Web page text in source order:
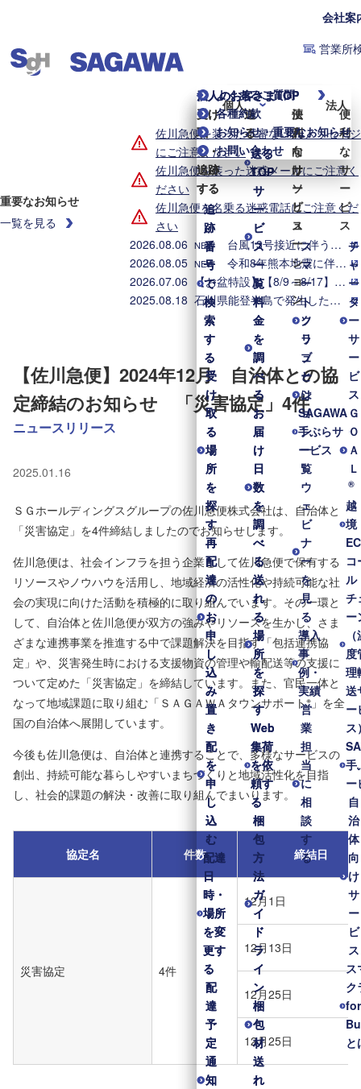
会社案
営業所
個人
個人のお客さまTOP
受け
取
る・
追跡
する
追
跡
番
号
で
検
索
す
る
受
け
取
る
場
所
を
探
す
再
配
達
の
お
申
し
込
み
置
き
配
を
申
し
込
む
配達
日
時・
場所
を変
更す
る
配
達
予
定
通
知
送
る
送る
TOP
サ
ー
ビ
ス
一
覧
料
金
を
調
べ
る
お
届
け
日
数
を
調
べ
る
送
れ
る
場
所
を
探
す
Web
集荷
を依
頼す
る
梱
包
方
法
ガ
イ
ド
ラ
イ
ン
梱
包
材
送
れ
便
利
な
サ
ー
ビ
ス
ス
マ
ー
ト
ク
ラ
ブ
と
は
SAGAWA
手ぶらサ
ービス
法人
法人のお客さまTOP
受け
取
る・
追跡
する
追
跡
番
号
で
検
索
す
る
受
け
取
る
場
所
を
探
す
再
配
達
の
お
申
し
込
み
置
き
配
を
申
し
込
む
配達
日
時・
場所
を変
更す
る
配
達
予
定
通
知
送
る
送る
TOP
サ
ー
ビ
ス
一
覧
料
金
を
調
べ
る
お
届
け
日
数
を
調
べ
る
送
れ
る
場
所
を
探
す
Web
集荷
を依
頼す
る
梱
包
方
法
ガ
イ
ド
ラ
イ
ン
梱
包
材
送
れ
法
人
向
け
ソ
リ
ュ
ー
シ
ョ
ン
ソ
リ
ュ
ー
シ
ョ
ン
一
覧
ウ
ェ
ビ
ナ
ー
を
見
る
導入
事
例・
実績
営
業
担
当
に
相
談
す
る
便
利
な
サ
ー
ビ
ス
チ
ャ
ー
タ
ー
サ
ー
ビ
ス
Ｇ
Ｏ
Ａ
Ｌ
®
越
境
EC
コ
ル
チ
ー
度
理
送
ー
ス
手
ー
自
治
体
向
け
サ
ー
ビ
ス
ス
ク
for
と
よくあるご質問
各種約款
お知らせ・重要なお知らせ
お問い合わせ
重要なお知らせ
一覧を見る
佐川急便を装った不審なLINEメッセージ
にご注意ください
佐川急便を装った迷惑メールにご注意く
ださい
佐川急便を名乗る迷惑電話にご注意くだ
さい
2026.08.06 NEW
台風13号接近に伴う集配業務への影響について（2026年8月6日8時時点）
2026.08.05 NEW
令和8年熊本地震に伴う集配への影響について（2026年8月5日8時時点）
2026.07.06
【お盆特設】【8/9～8/17】お盆期間中の集配業務のご案内
2025.08.18
石川県能登半島で発生した地震・大雨に伴う配送への影響について
【佐川急便】2024年12月 自治体との協
定締結のお知らせ 「災害協定」4件
ニュースリリース
2025.01.16
ＳＧホールディングスグループの佐川急便株式会社は、自治体と
「災害協定」を4件締結しましたのでお知らせします。
佐川急便は、社会インフラを担う企業として佐川急便で保有する
リソースやノウハウを活用し、地域経済の活性化や持続可能な社
会の実現に向けた活動を積極的に取り組んでいます。その一環と
して、自治体と佐川急便が双方の強みやリソースを生かし、さま
ざまな連携事業を推進する中で課題解決を目指す「包括連携協
定」や、災害発生時における支援物資の管理や輸配送等の支援に
ついて定めた「災害協定」を締結しています。また、官民一体と
なって地域課題に取り組む「ＳＡＧＡＷＡタウンサポート※」を全
国の自治体へ展開しています。
今後も佐川急便は、自治体と連携することで、多様なサービスの
創出、持続可能な暮らしやすいまちづくりと地域活性化を目指
し、社会的課題の解決・改善に取り組んでまいります。
協定名 件数 締結日
災害協定 4件
12月1日
12月13日
12月25日
12月25日